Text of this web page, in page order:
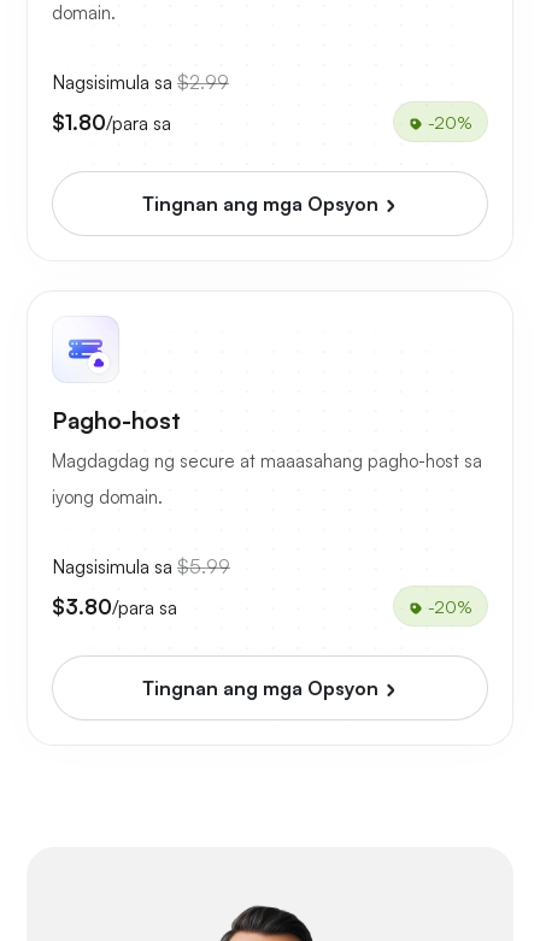
domain.
Nagsisimula sa $2.99
$1.80/para sa -20%
Tingnan ang mga Opsyon
Pagho-host
Magdagdag ng secure at maaasahang pagho-host sa
iyong domain.
Nagsisimula sa $5.99
$3.80/para sa -20%
Tingnan ang mga Opsyon